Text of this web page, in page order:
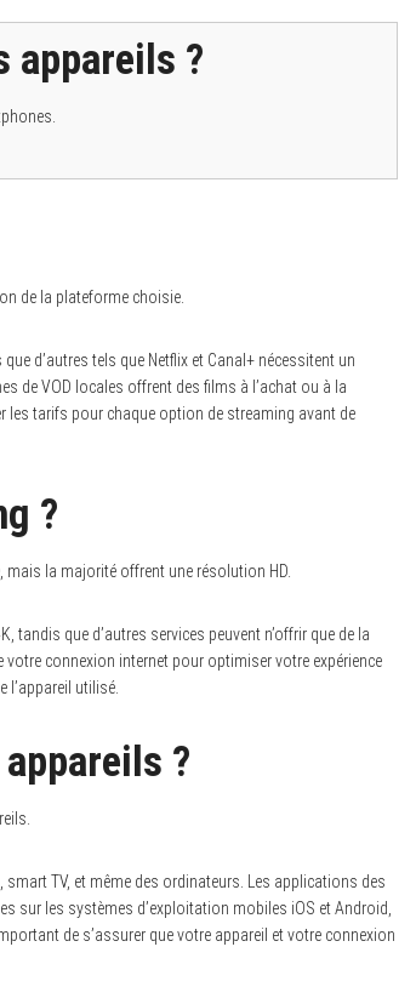
appareils ?
de la plateforme choisie.
d’autres tels que Netflix et Canal+ nécessitent un
de VOD locales offrent des films à l’achat ou à la
les tarifs pour chaque option de streaming avant de
?
mais la majorité offrent une résolution HD.
que d’autres services peuvent n’offrir que de la
connexion internet pour optimiser votre expérience
l’appareil utilisé.
?
TV, et même des ordinateurs. Les applications des
sur les systèmes d’exploitation mobiles iOS et Android,
de s’assurer que votre appareil et votre connexion